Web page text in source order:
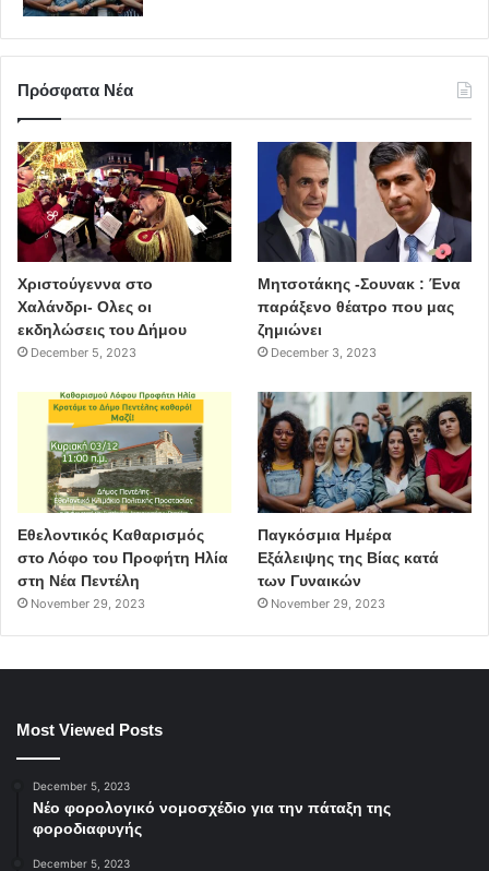
Πρόσφατα Νέα
Χριστούγεννα στο
Χαλάνδρι- Ολες οι
εκδηλώσεις του Δήμου
December 5, 2023
Μητσοτάκης -Σουνακ : Ένα
παράξενο θέατρο που μας
ζημιώνει
December 3, 2023
Εθελοντικός Καθαρισμός
στο Λόφο του Προφήτη Ηλία
στη Νέα Πεντέλη
November 29, 2023
Παγκόσμια Ημέρα
Εξάλειψης της Βίας κατά
των Γυναικών
November 29, 2023
Most Viewed Posts
December 5, 2023
Νέο φορολογικό νομοσχέδιο για την πάταξη της
φοροδιαφυγής
December 5, 2023